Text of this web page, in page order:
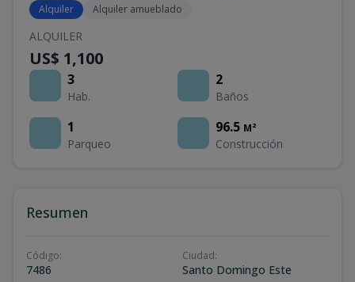
Alquiler Alquiler amueblado
ALQUILER
US$ 1,100
3
Hab.
2
Baños
1
Parqueo
96.5 M²
Construcción
Resumen
Código:
7486
Ciudad:
Santo Domingo Este